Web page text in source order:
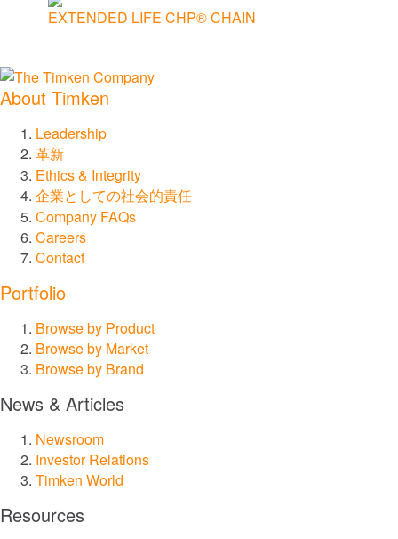
Torsional Control カップリング
産業用歯車
EXTENDED LIFE CHP® CHAIN
About Timken
Leadership
革新
Ethics & Integrity
企業としての社会的責任
Company FAQs
Careers
Contact
Portfolio
Browse by Product
Browse by Market
Browse by Brand
News & Articles
Newsroom
Investor Relations
Timken World
Resources